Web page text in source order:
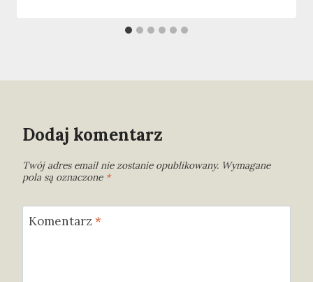
Dodaj komentarz
Twój adres email nie zostanie opublikowany. Wymagane
pola są oznaczone *
Komentarz *